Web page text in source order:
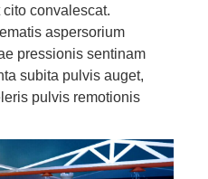
convalescat.
aspersorium
pressionis sentinam
subita pulvis auget,
pulvis remotionis